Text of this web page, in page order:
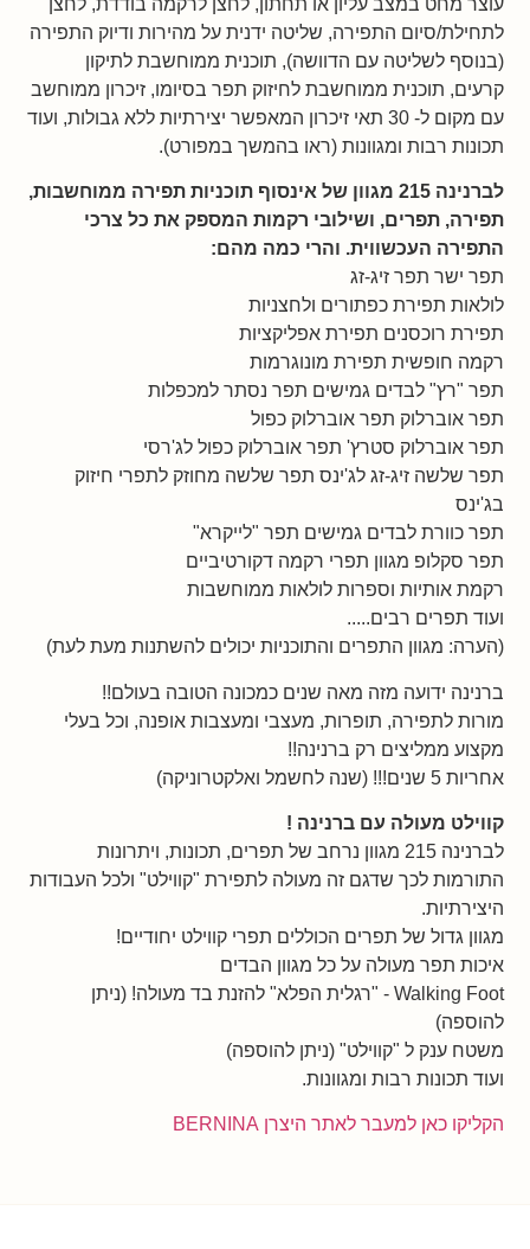
לתחילת/סיום התפירה, שליטה ידנית על מהירות ודיוק התפירה
(בנוסף לשליטה עם הדוושה), תוכנית ממוחשבת לתיקון
קרעים, תוכנית ממוחשבת לחיזוק תפר בסיומו, זיכרון ממוחשב
עם מקום ל- 30 תאי זיכרון המאפשר יצירתיות ללא גבולות, ועוד
תכונות רבות ומגוונות (ראו בהמשך במפורט).
לברנינה 215 מגוון של אינסוף תוכניות תפירה ממוחשבות,
תפירה, תפרים, ושילובי רקמות המספק את כל צרכי
התפירה העכשווית. והרי כמה מהם:
תפר ישר תפר זיג-זג
לולאות תפירת כפתורים ולחצניות
תפירת רוכסנים תפירת אפליקציות
רקמה חופשית תפירת מונוגרמות
תפר "רץ" לבדים גמישים תפר נסתר למכפלות
תפר אוברלוק תפר אוברלוק כפול
תפר אוברלוק סטרץ' תפר אוברלוק כפול לג'רסי
תפר שלשה זיג-זג לג'ינס תפר שלשה מחוזק לתפרי חיזוק
בג'ינס
תפר כוורת לבדים גמישים תפר "לייקרא"
תפר סקלופ מגוון תפרי רקמה דקורטיביים
רקמת אותיות וספרות לולאות ממוחשבות
ועוד תפרים רבים.....
(הערה: מגוון התפרים והתוכניות יכולים להשתנות מעת לעת)
ברנינה ידועה מזה מאה שנים כמכונה הטובה בעולם!!
מורות לתפירה, תופרות, מעצבי ומעצבות אופנה, וכל בעלי
מקצוע ממליצים רק ברנינה!!
אחריות 5 שנים!!! (שנה לחשמל ואלקטרוניקה)
קווילט מעולה עם ברנינה !
לברנינה 215 מגוון נרחב של תפרים, תכונות, ויתרונות
התורמות לכך שדגם זה מעולה לתפירת "קווילט" ולכל העבודות
היצירתיות.
מגוון גדול של תפרים הכוללים תפרי קווילט יחודיים!
איכות תפר מעולה על כל מגוון הבדים
Walking Foot - "רגלית הפלא" להזנת בד מעולה! (ניתן
להוספה)
משטח ענק ל "קווילט" (ניתן להוספה)
ועוד תכונות רבות ומגוונות.
הקליקו כאן למעבר לאתר היצרן BERNINA